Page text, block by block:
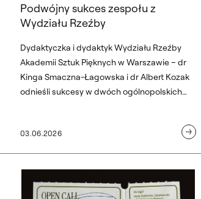
Podwójny sukces zespołu z
Wydziału Rzeźby
Dydaktyczka i dydaktyk Wydziału Rzeźby
Akademii Sztuk Pięknych w Warszawie – dr
Kinga Smaczna-Łagowska i dr Albert Kozak
odnieśli sukcesy w dwóch ogólnopolskich
konkursowe w Poznaniu i Kielcach.
03.06.2026
konkursu
call „Przerwa”